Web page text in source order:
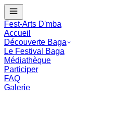
J - --
Le Festival Baga commence dans :
Fest-Arts D'mba
Accueil
Découverte Baga
Le Festival Baga
Médiathèque
Participer
FAQ
Galerie